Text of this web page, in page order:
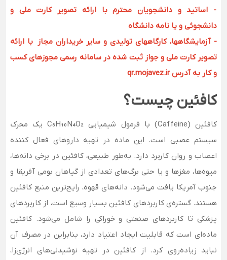
- اساتید و دانشجویان محترم با ارائه تصویر کارت ملی و
دانشجوئی و یا نامه دانشگاه
- آزمایشگاهها، کارگاههای تولیدی و سایر خریداران مجاز با ارائه
تصویر کارت ملی و جواز ثبت شده در سامانه رسمی مجوزهای کسب
و کار به آدرس qr.mojavez.ir
کافئین چیست؟
کافئین (Caffeine) با فرمول شیمیایی C₈H₁₀N₄O₂ یک محرک
سیستم عصبی است. این ماده در تهیه داروهای فعال کننده
اعصاب و روان کاربرد دارد. به‌طور طبیعی، کافئین در برخی دانه‌ها،
میوه‌ها، مغزها و یا حتی برگ‌های تعدادی از گیاهان بومی آفریقا و
جنوب آمریکا یافت می‌شود. دانه‌های قهوه، رایج‌ترین منبع کافئین
هستند. گستره‌ی کاربردهای کافئین بسیار وسیع است، از کاربردهای
پزشکی تا کاربردهای صنعتی و خوراکی را شامل می‌شود. کافئین
ماده‌ای است که قابلیت ایجاد اعتیاد دارد، بنابراین در مصرف آن
نباید زیاده‌روی کرد. از کافئین در تهیه نوشیدنی‌های انرژی‌زا،